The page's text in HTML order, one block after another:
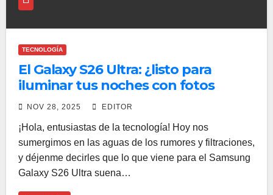
TECNOLOGÍA
El Galaxy S26 Ultra: ¿listo para
iluminar tus noches con fotos
espectaculares?
NOV 28, 2025 EDITOR
¡Hola, entusiastas de la tecnología! Hoy nos
sumergimos en las aguas de los rumores y filtraciones,
y déjenme decirles que lo que viene para el Samsung
Galaxy S26 Ultra suena…